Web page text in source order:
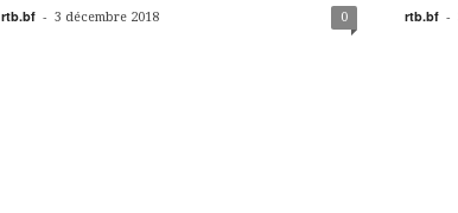
rtb.bf - 3 décembre 2018 0 rtb.bf -